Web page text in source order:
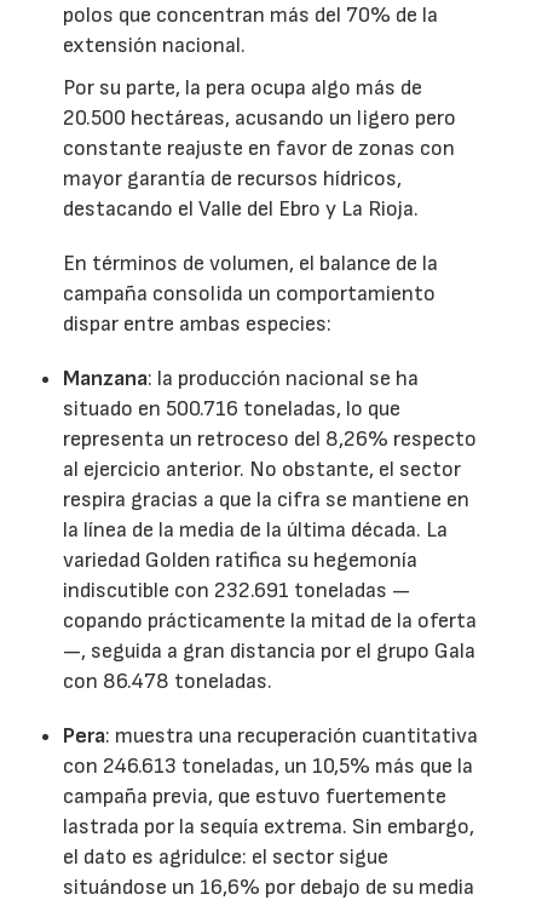
polos que concentran más del 70% de la
extensión nacional.
Por su parte, la pera ocupa algo más de
20.500 hectáreas, acusando un ligero pero
constante reajuste en favor de zonas con
mayor garantía de recursos hídricos,
destacando el Valle del Ebro y La Rioja.
En términos de volumen, el balance de la
campaña consolida un comportamiento
dispar entre ambas especies:
Manzana: la producción nacional se ha
situado en 500.716 toneladas, lo que
representa un retroceso del 8,26% respecto
al ejercicio anterior. No obstante, el sector
respira gracias a que la cifra se mantiene en
la línea de la media de la última década. La
variedad Golden ratifica su hegemonía
indiscutible con 232.691 toneladas —
copando prácticamente la mitad de la oferta
—, seguida a gran distancia por el grupo Gala
con 86.478 toneladas.
Pera: muestra una recuperación cuantitativa
con 246.613 toneladas, un 10,5% más que la
campaña previa, que estuvo fuertemente
lastrada por la sequía extrema. Sin embargo,
el dato es agridulce: el sector sigue
situándose un 16,6% por debajo de su media